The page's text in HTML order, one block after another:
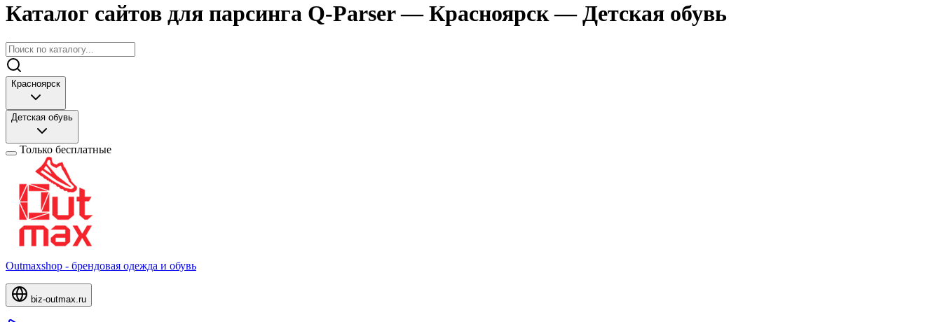
Каталог сайтов для парсинга Q-Parser— Красноярск — Детская обувь
Красноярск
Детская обувь
Только бесплатные
Outmaxshop - брендовая одежда и обувь
biz-outmax.ru